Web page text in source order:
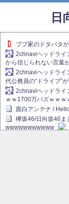
日
ブブ家のドタバタ
2chnaviヘッドライ
から信じられない言葉
2chnaviヘッドラ
代公務員の“ドライブ”
2chnaviヘッドライ
ｗｗ1700万バズｗｗｗ
面白アンテナ /
欅坂46/日向坂46ま
wwwwwwwwwww